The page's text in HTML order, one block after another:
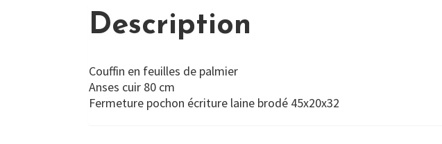
Description
Couffin en feuilles de palmier
Anses cuir 80 cm
Fermeture pochon écriture laine brodé 45x20x32